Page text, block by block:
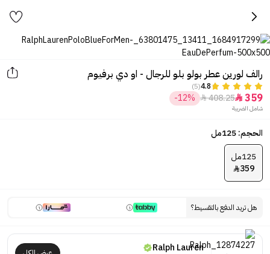
رالف لورين عطر بولو بلو للرجال - او دي برفيوم
4.8
(5)
359

408.25

-12%
شامل الضريبة
الحجم: 125مل
125مل
359

هل تريد الدفع بالتقسيط؟
Ralph Lauren